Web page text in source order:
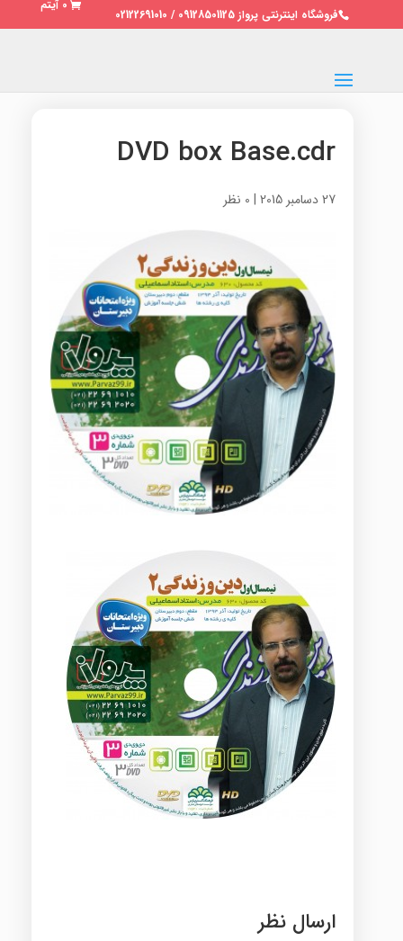
فروشگاه اینترنتی پرواز 09128501125 / 02122691010
0 آیتم
DVD box Base.cdr
27 دسامبر 2015 | 0 نظر
ارسال نظر